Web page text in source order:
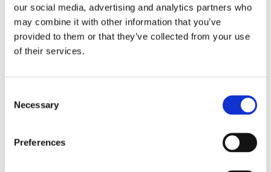
our social media, advertising and analytics partners who
may combine it with other information that you’ve
provided to them or that they’ve collected from your use
of their services.
Selection
Necessary
Preferences
Σέριφο
Μη χάσετε την ευκαιρία να επισκεφθείτε τον
γραφικό οικισμό στο Μαύρο Λιβάδι με τα όμορφα
Ταξιαρχών είναι η εκκλησία που θα σας κερδίσει το
αρχιτεκτονικής και με ψηλά τείχη που θα σας